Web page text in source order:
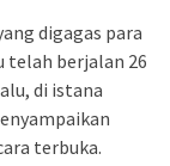
digagas para
telah berjalan 26
di istana
terbuka.